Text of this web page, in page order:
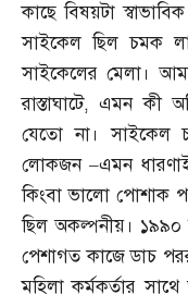
কাছে বিষয়টা
সাইকেল ছিল চমক
সাইকেলের মেলা।
রাস্তাঘাটে,এমন কী
যেতো না। সাইকেল
লোকজন –এমন
কিংবা ভালো পোশাক
ছিল অকল্পনীয়। ১৯৯০
পেশাগত কাজে ডাচ
মহিলা কর্মকর্তার